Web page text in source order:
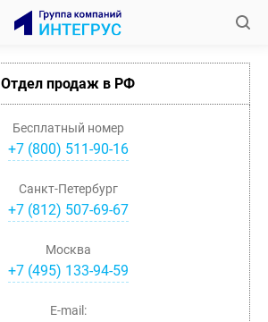
Отдел продаж в РФ
Бесплатный номер
+7 (800) 511-90-16
Санкт-Петербург
+7(812) 507-69-67
Москва
+7(495) 133-94-59
E-mail: